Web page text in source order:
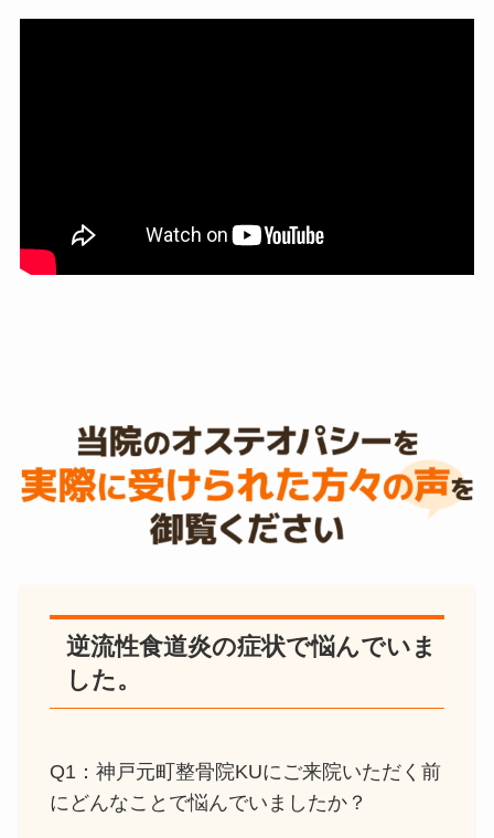
逆流性食道炎の症状で悩んでいま
した。
Q1：神戸元町整骨院KUにご来院いただく前
にどんなことで悩んでいましたか？